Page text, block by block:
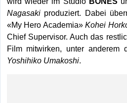
Nagasaki produziert. Dabei
«My Hero Academia»Kohei
Chief Supervisor. Auch das
Film mitwirken, unter anderem
Yoshihiko Umakoshi.